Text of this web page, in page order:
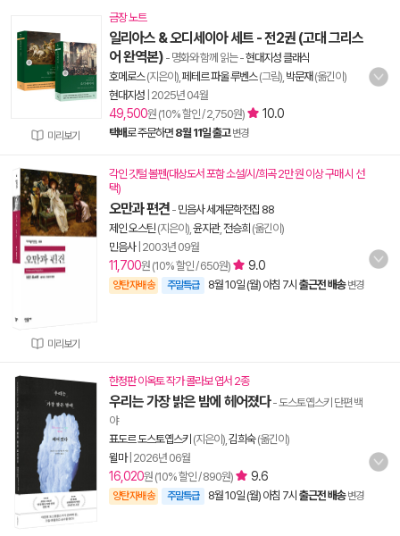
미리보기
금장 노트
일리아스 & 오디세이아 세트 - 전2권 (고대 그리스
어 완역본) - 명화와 함께 읽는-현대지성 클래식
호메로스(지은이), 페테르 파울 루벤스(그림), 박문재 (옮긴이)
현대지성 2025년 04월
49,500원 (10% 할인 / 2,750원) 10.0
택배로 주문하면 8월 11일 출고 변경
미리보기
각인 깃털 볼펜(대상도서 포함 소설/시/희곡 2만 원 이상 구매 시 선
택)
오만과 편견 - 민음사 세계문학전집 88
제인 오스틴 (지은이), 윤지관, 전승희 (옮긴이)
민음사| 2003년 09월
11,700원 (10% 할인 / 650원) 9.0
양탄자배송 주말특급 8월 10일 (월) 아침 7시 출근전 배송 변경
한정판 이옥토 작가 콜라보 엽서 2종
우리는 가장 밝은 밤에 헤어졌다- 도스토옙스키 단편 백
야
표도르 도스토옙스키 (지은이), 김희숙(옮긴이)
윌마| 2026년 06월
16,020원 (10% 할인 / 890원) 9.6
양탄자배송 주말특급 8월 10일 (월) 아침 7시 출근전 배송 변경